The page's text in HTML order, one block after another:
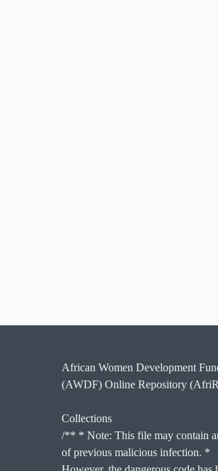
African Women Development
(AWDF) Online Repository
Collections
/** * Note: This file may contain
of previous malicious infection. *